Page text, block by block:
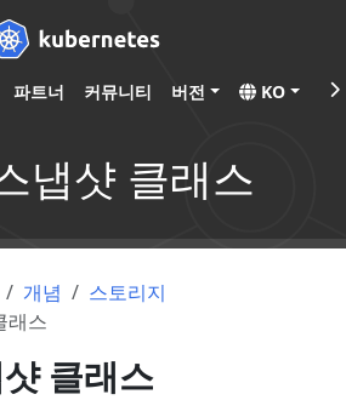
파트너 커뮤니티 버전 KO
냅샷 클래스
개념
스토리지
래스
클래스